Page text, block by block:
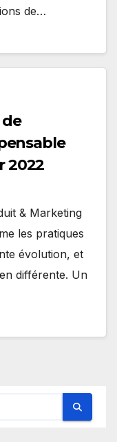
de…
2022
& Marketing
les pratiques
évolution, et
différente. Un